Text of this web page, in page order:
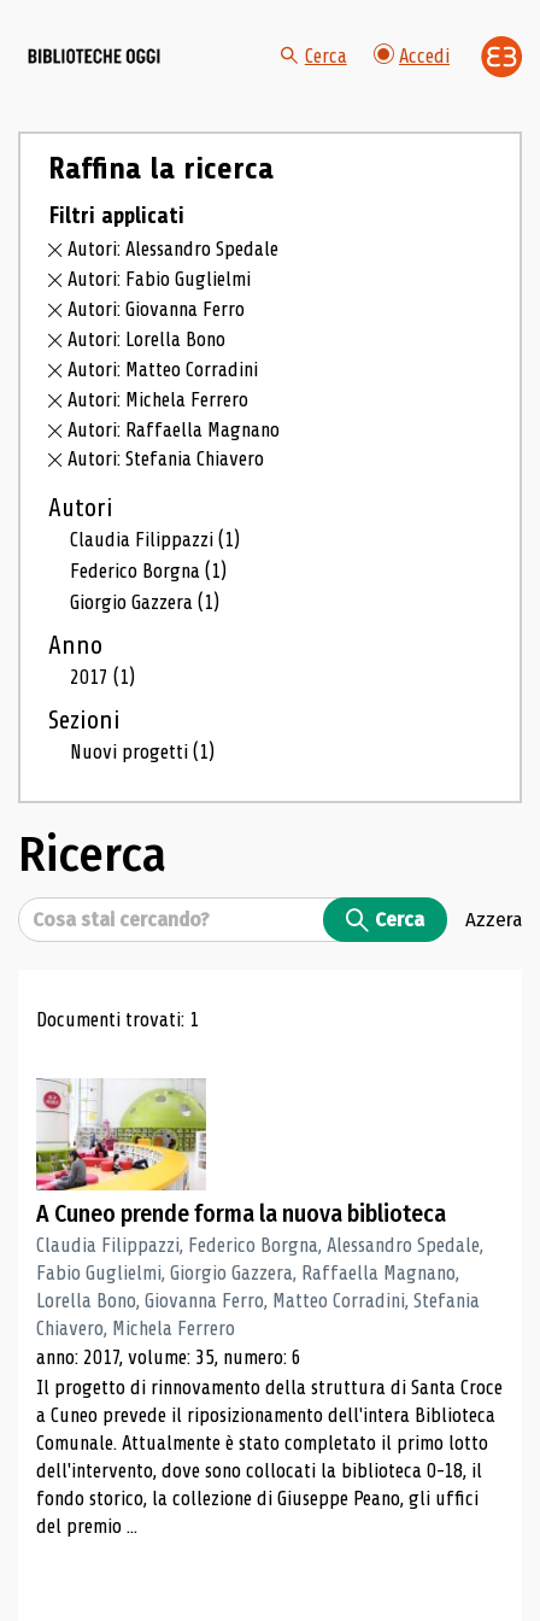
Cerca Accedi
Raffina la ricerca
Filtri applicati
Autori: Alessandro Spedale
Autori: Fabio Guglielmi
Autori: Giovanna Ferro
Autori: Lorella Bono
Autori: Matteo Corradini
Autori: Michela Ferrero
Autori: Raffaella Magnano
Autori: Stefania Chiavero
Autori
Claudia Filippazzi(1)
Federico Borgna(1)
Giorgio Gazzera(1)
Anno
2017(1)
Sezioni
Nuovi progetti(1)
Ricerca
Cerca Cerca Azzera
Risultati di ricerca
Documenti trovati: 1
A Cuneo prende forma la nuova biblioteca
Claudia Filippazzi, Federico Borgna, Alessandro Spedale,
Fabio Guglielmi, Giorgio Gazzera, Raffaella Magnano,
Lorella Bono, Giovanna Ferro, Matteo Corradini, Stefania
Chiavero, Michela Ferrero
anno: 2017, volume: 35, numero: 6
Il progetto di rinnovamento della struttura di Santa Croce
a Cuneo prevede il riposizionamento dell'intera Biblioteca
Comunale. Attualmente è stato completato il primo lotto
dell'intervento, dove sono collocati la biblioteca 0-18, il
fondo storico, la collezione di Giuseppe Peano, gli uffici
del premio ...